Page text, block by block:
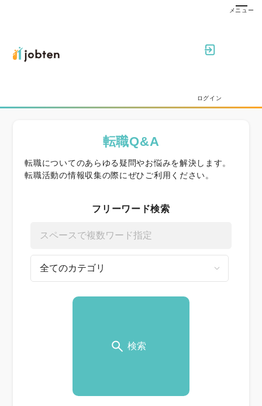
ログイン
転職Q&A
転職についてのあらゆる疑問やお悩みを解決します。
転職活動の情報収集の際にぜひご利用ください。
フリーワード検索
検索